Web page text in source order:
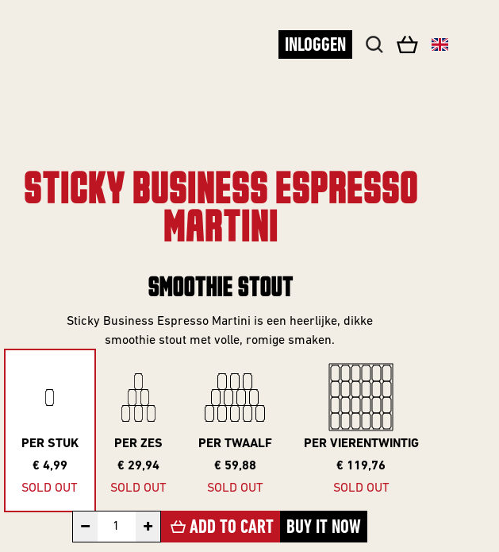
INLOGGEN
STICKY BUSINESS ESPRESSO
MARTINI
SMOOTHIE STOUT
Sticky Business Espresso Martini is een heerlijke, dikke
smoothie stout met volle, romige smaken.
PER STUK
€ 4,99
SOLD OUT
PER ZES
€ 29,94
SOLD OUT
PER TWAALF
€ 59,88
SOLD OUT
PER VIERENTWINTIG
€ 119,76
SOLD OUT
− + ADD TO CART BUY IT NOW